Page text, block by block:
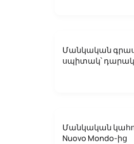
Մանկական
սպիտակ՝
Մանկական
Nuovo Mondo-ից